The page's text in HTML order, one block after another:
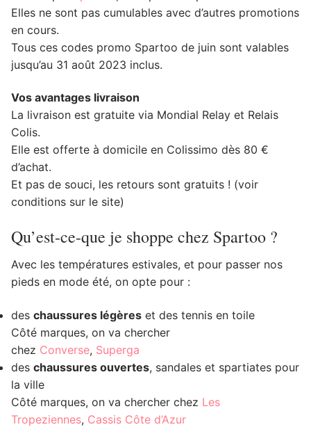
Elles ne sont pas cumulables avec d’autres promotions
en cours.
Tous ces codes promo Spartoo de juin sont valables
jusqu’au 31 août 2023 inclus.
Vos avantages livraison
La livraison est gratuite via Mondial Relay et Relais
Colis.
Elle est offerte à domicile en Colissimo dès 80 €
d’achat.
Et pas de souci, les retours sont gratuits ! (voir
conditions sur le site)
Qu’est-ce-que je shoppe chez Spartoo ?
Avec les températures estivales, et pour passer nos
pieds en mode été, on opte pour :
des chaussures légères et des tennis en toile
Côté marques, on va chercher
chez Converse, Superga
des chaussures ouvertes, sandales et spartiates pour
la ville
Côté marques, on va chercher chez Les
Tropeziennes, Cassis Côte d’Azur